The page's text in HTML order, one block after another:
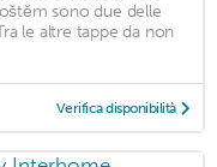
sono due delle
le altre tappe da non
Verifica disponibilità